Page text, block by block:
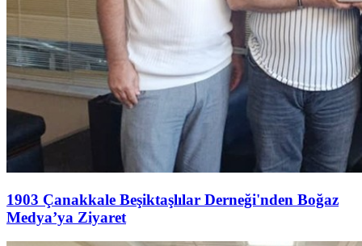
1903 Çanakkale Beşiktaşlılar Derneği'nden Boğaz
Medya’ya Ziyaret